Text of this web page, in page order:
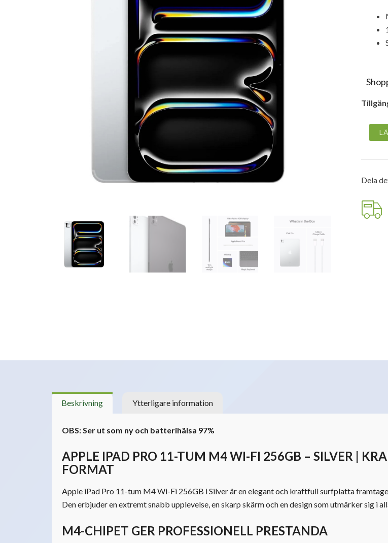
Apple
iPad
Pro
tum
256GB
Silver
Dela
Beskrivning Ytterligare information
OBS: Ser ut som ny och batterihälsa 97%
APPLE IPAD PRO 11-TUM M4 WI-FI 256GB – SILVER |
FORMAT
Apple iPad Pro 11-tum M4 Wi-Fi 256GB i Silver är en elegant och kraftfull surfplatta
Den erbjuder en extremt snabb upplevelse, en skarp skärm och en design som utmärker sig i
M4-CHIPET GER PROFESSIONELL PRESTANDA